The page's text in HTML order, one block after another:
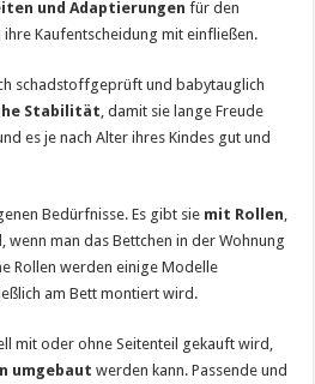
und Adaptierungen für den
Kaufentscheidung mit einfließen.
schadstoffgeprüft und babytauglich
Stabilität , damit sie lange Freude
es je nach Alter ihres Kindes gut und
Bedürfnisse. Es gibt sie mit Rollen
man das Bettchen in der Wohnung
Rollen werden einige Modelle
am Bett montiert wird.
mit oder ohne Seitenteil gekauft wird,
umgebaut werden kann. Passende und